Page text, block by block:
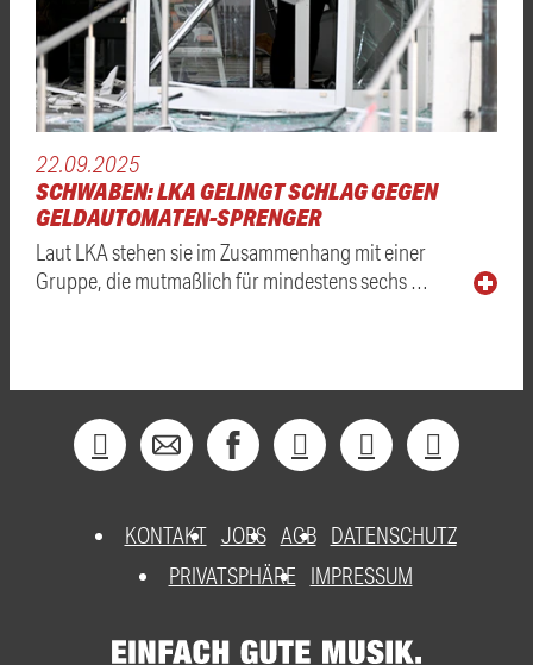
22.09.2025
SCHWABEN: LKA GELINGT SCHLAG GEGEN
GELDAUTOMATEN-SPRENGER
Laut LKA stehen sie im Zusammenhang mit einer
Gruppe, die mutmaßlich für mindestens sechs …
KONTAKT JOBS AGB DATENSCHUTZ
PRIVATSPHÄRE
IMPRESSUM